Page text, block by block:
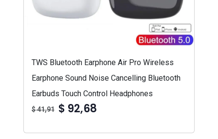
TWS Bluetooth Earphone Air Pro Wireless
Earphone Sound Noise Cancelling Bluetooth
Earbuds Touch Control Headphones
$ 41,91 $ 92,68